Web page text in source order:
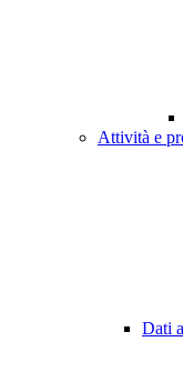
Attività e
Dati